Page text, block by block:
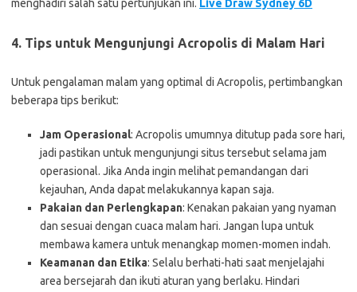
menghadiri salah satu pertunjukan ini. Live Draw Sydney 6D
4. Tips untuk Mengunjungi Acropolis di Malam Hari
Untuk pengalaman malam yang optimal di Acropolis, pertimbangkan
beberapa tips berikut:
Jam Operasional: Acropolis umumnya ditutup pada sore hari,
jadi pastikan untuk mengunjungi situs tersebut selama jam
operasional. Jika Anda ingin melihat pemandangan dari
kejauhan, Anda dapat melakukannya kapan saja.
Pakaian dan Perlengkapan: Kenakan pakaian yang nyaman
dan sesuai dengan cuaca malam hari. Jangan lupa untuk
membawa kamera untuk menangkap momen-momen indah.
Keamanan dan Etika: Selalu berhati-hati saat menjelajahi
area bersejarah dan ikuti aturan yang berlaku. Hindari